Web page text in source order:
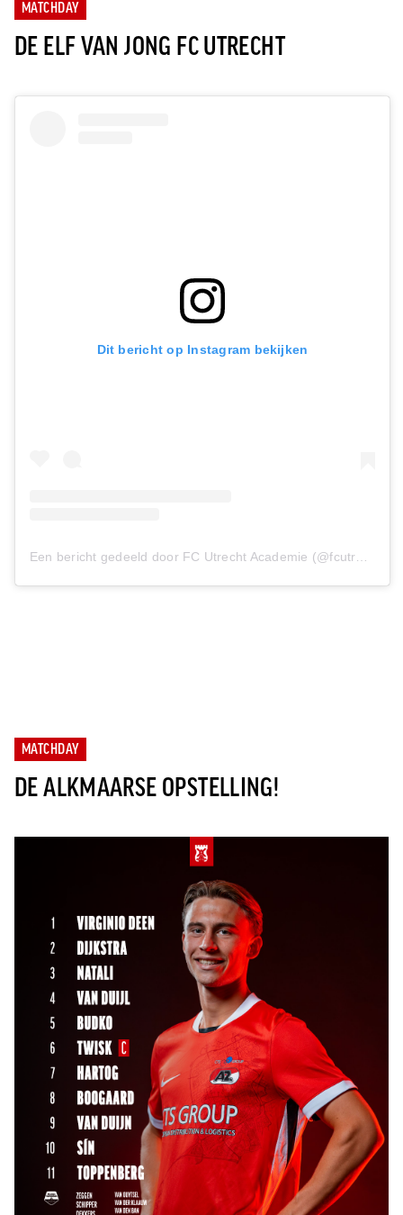
MATCHDAY
DE ELF VAN JONG FC UTRECHT
Dit bericht op Instagram bekijken
Een bericht gedeeld door FC Utrecht Academie (@fcutrechtacademie)
MATCHDAY
DE ALKMAARSE OPSTELLING!